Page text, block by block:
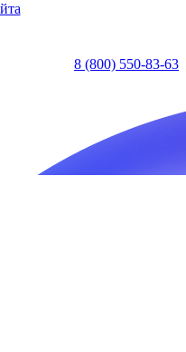
8 (800) 550-83-63